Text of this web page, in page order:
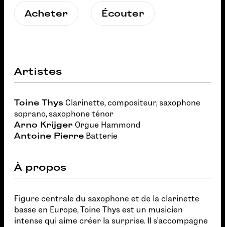
Acheter Écouter
Artistes
Toine Thys Clarinette, compositeur, saxophone
soprano, saxophone ténor
Arno Krijger Orgue Hammond
Antoine Pierre Batterie
À propos
Figure centrale du saxophone et de la clarinette
basse en Europe, Toine Thys est un musicien
intense qui aime créer la surprise. Il s’accompagne